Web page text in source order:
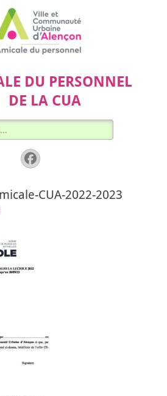
DU PERSONNEL
DE LA CUA
Facebook
CUA-2022-2023